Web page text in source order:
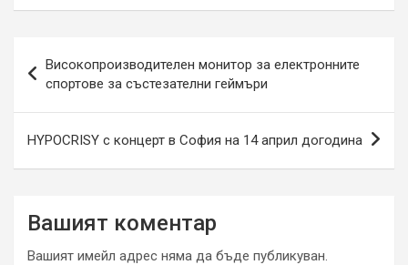
Високопроизводителен монитор за електронните
спортове за състезателни геймъри
HYPOCRISY с концерт в София на 14 април догодина
Вашият коментар
Вашият имейл адрес няма да бъде публикуван.